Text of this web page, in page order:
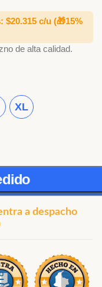
$20.315 c/u (🎁15%
de alta calidad.
XL
a despacho